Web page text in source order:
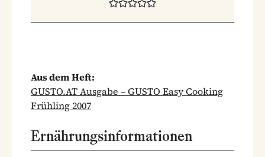
Aus dem Heft:
GUSTO.AT Ausgabe – GUSTO Easy Cooking
Frühling 2007
Ernährungsinformationen